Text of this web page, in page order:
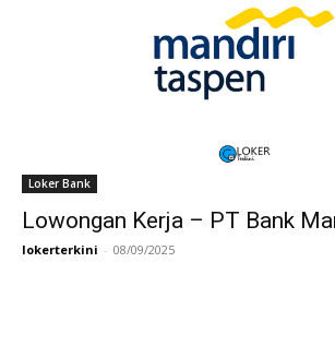
Loker Bank
Lowongan Kerja – PT Bank
lokerterkini - 08/09/2025